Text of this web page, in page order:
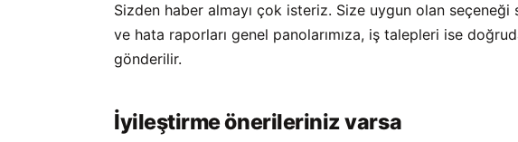
Sizden haber almayı çok isteriz. Size uygun olan
ve hata raporları genel panolarımıza, iş talepleri ise
gönderilir.
İyileştirme önerileriniz varsa